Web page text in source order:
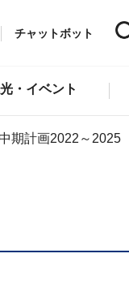
チャットボット
・イベント
期計画2022～2025